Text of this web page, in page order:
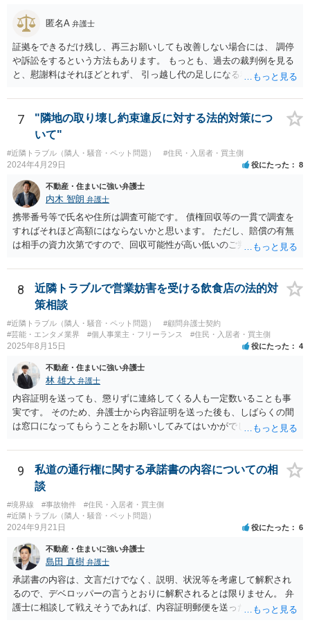
いう方法もあります。 ちなみに、行政書士が報酬を得る目的で今回の
ような内容証明郵便の作成をすれば、非弁行為（弁護士法違反）とさ
れる可能性がありますので、本人がたまたまその行政書士である場合
を除き、無報酬で親しい友人として今回のような紛争性の高い書面を
出すことはまだありえても、知人レベルの第三者から無報酬でこのよ
つまり、妄想に近い推測ですが、その行政書士がその本人または隣の
アパートの所有者で、賃借人（５０代男性）からの要請が激しいの
で、その対応としての内容証明郵便であるとの可能性を考えるところ
ですが、それは、その行政書士の事務所に実際に電話し、内容証明郵
便を送ったかどうか確認すれば容易にわかるところです。
匿名A 弁護士
証拠をできるだけ残し、再三お願いしても改善しない場合には、 調停
や訴訟をするという方法もあります。 もっとも、過去の裁判例を見る
と、慰謝料はそれほどとれず、 引っ越し代の足しになる程度に終わっ
7
"隣地の取り壊し約束違反に対する法的対策につ
いて"
#近隣トラブル（隣人・騒音・ペット問題） #住民・入居者・買主側
2024年4月29日 役にたった 8
不動産・住まいに強い弁護士
内木 智朗 弁護士
携帯番号等で氏名や住所は調査可能です。 債権回収等の一貫で調査を
すればそれほど高額にはならないかと思います。 ただし、賠償の有無
は相手の資力次第ですので、回収可能性が高い低いのご判断はできか
つかるまで探されるのはどうでしょうか。
8
近隣トラブルで営業妨害を受ける飲食店の法的対
策相談
#近隣トラブル（隣人・騒音・ペット問題）
#顧問弁護士契約
#芸能・エンタメ業界
#個人事業主・フリーランス #住民・入居者・買主側
2025年8月15日 役にたった 4
不動産・住まいに強い弁護士
林 雄大 弁護士
内容証明を送っても、懲りずに連絡してくる人も一定数いることも事
実です。 そのため、弁護士から内容証明を送った後も、しばらくの間
は窓口になってもらうことをお願いしてみてはいかがでしょうか。 そ
口（弁護士に）言ってください」とだけお伝えし、それ以外には一切
応じないという姿勢をとることができるため、スタッフの方の負担軽
減を図れると思います。 大変な状況かと思いますが、ご参考になりま
したら幸いです。
9
私道の通行権に関する承諾書の内容についての相
談
#境界線 #事故物件
#住民・入居者・買主側
#近隣トラブル（隣人・騒音・ペット問題）
2024年9月21日 役にたった 6
不動産・住まいに強い弁護士
島田 直樹 弁護士
承諾書の内容は、文言だけでなく、説明、状況等を考慮して解釈され
るので、デベロッパーの言うとおりに解釈されるとは限りません。 弁
護士に相談して戦えそうであれば、内容証明郵便を送ったうえで、デ